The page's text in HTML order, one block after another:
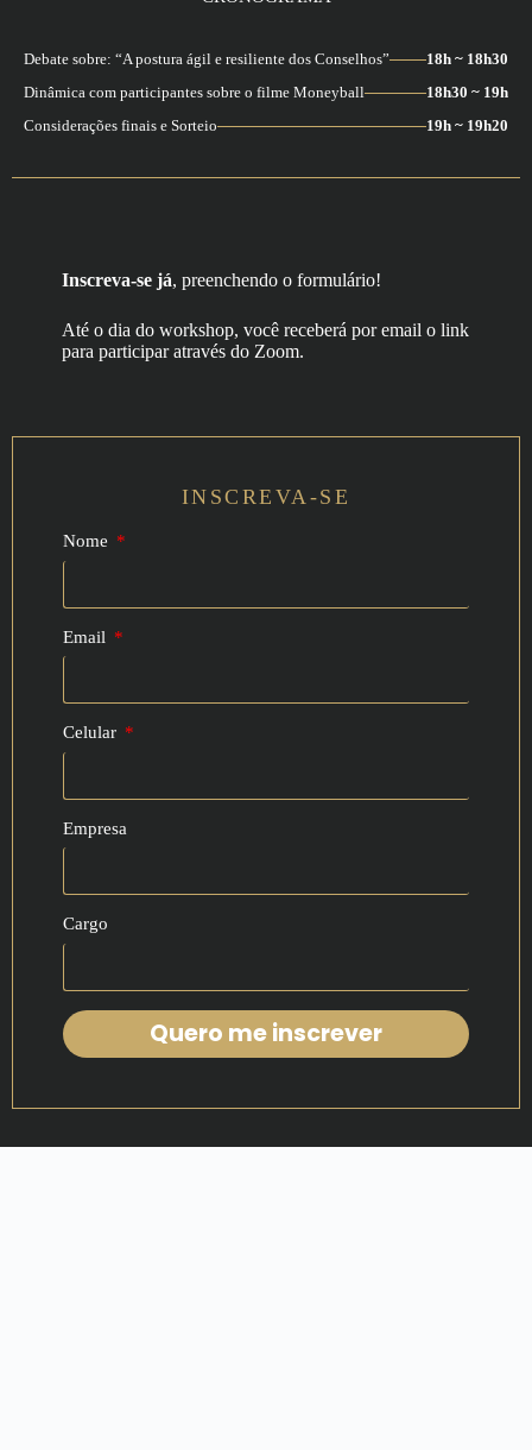
Debate sobre: “A postura ágil e resiliente dos Conselhos”
18h ~ 18h30
Dinâmica com participantes sobre o filme Moneyball
18h30 ~ 19h
Considerações finais e Sorteio
19h ~ 19h20
Inscreva-se já, preenchendo o formulário!
Até o dia do workshop, você receberá por email o link
para participar através do Zoom.
INSCREVA-SE
Nome
Email
Celular
Empresa
Cargo
Quero me inscrever